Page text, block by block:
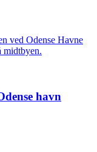
ved Odense Havne
midtbyen.
havn